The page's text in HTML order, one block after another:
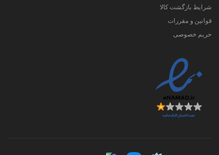
شرایط بازگشت کالا
قوانین و مقررات
حریم خصوصی